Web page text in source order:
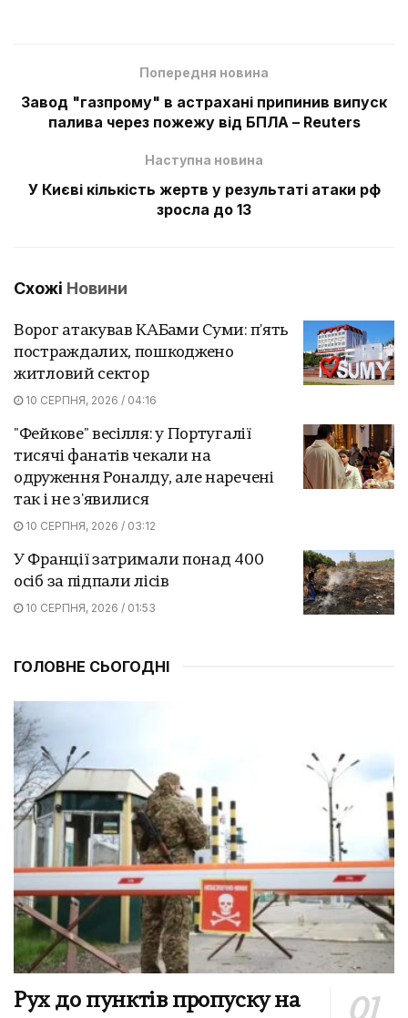
Попередня новина
Завод "газпрому" в астрахані припинив випуск
палива через пожежу від БПЛА – Reuters
Наступна новина
У Києві кількість жертв у результаті атаки рф
зросла до 13
Схожі Новини
Ворог атакував КАБами Суми: п'ять
постраждалих, пошкоджено
житловий сектор
10 СЕРПНЯ, 2026 / 04:16
"Фейкове" весілля: у Португалії
тисячі фанатів чекали на
одруження Роналду, але наречені
так і не з'явилися
10 СЕРПНЯ, 2026 / 03:12
У Франції затримали понад 400
осіб за підпали лісів
10 СЕРПНЯ, 2026 / 01:53
ГОЛОВНЕ СЬОГОДНІ
Рух до пунктів пропуску на